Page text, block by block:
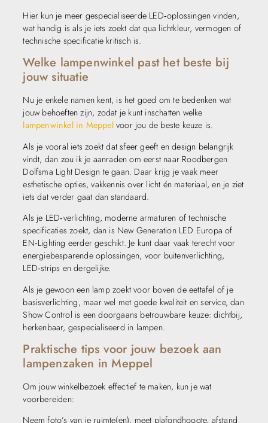
Hier kun je meer gespecialiseerde LED‑oplossingen vinden,
wat handig is als je iets zoekt dat qua lichtkleur, vermogen of
technische specificatie kritisch is.
Welke lampenwinkel past het beste bij
jouw situatie
Nu je enkele namen kent, is het goed om te bedenken wat
jouw behoeften zijn, zodat je kunt inschatten welke
lampenwinkel in Meppelvoor jou de beste keuze is.
Als je vooral iets zoekt dat sfeer geeft en design belangrijk
vindt, dan zou ik je aanraden om eerst naar Roodbergen
Dolfsma Light Design te gaan. Daar krijg je vaak meer
esthetische opties, vakkennis over licht én materiaal, en je ziet
iets dat verder gaat dan standaard.
Als je LED‑verlichting, moderne armaturen of technische
specificaties zoekt, dan is New Generation LED Europa of
EN‑Lighting eerder geschikt. Je kunt daar vaak terecht voor
energiebesparende oplossingen, voor buitenverlichting,
LED‑strips en dergelijke.
Als je gewoon een lamp zoekt voor boven de eettafel of je
basisverlichting, maar wel met goede kwaliteit en service, dan
Show Control is een doorgaans betrouwbare keuze: dichtbij,
herkenbaar, gespecialiseerd in lampen.
Praktische tips voor jouw bezoek aan
lampenzaken in Meppel
Om jouw winkelbezoek effectief te maken, kun je wat
voorbereiden:
Neem foto’s van je ruimte(en), meet plafondhoogte, afstand